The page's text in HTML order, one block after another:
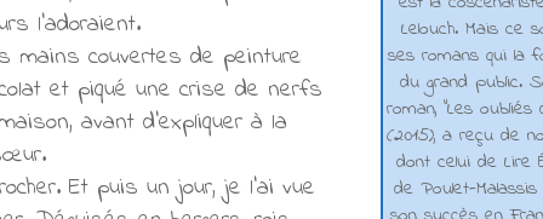
l'adoraient.
mains couvertes de peinture
et piqué une crise de nerfs
avant d'expliquer à la
Et puis un jour, je l'ai vue
Lelouch. Mais ce
ses romans qui la
du grand public.
roman, "Les oubliés
(2015), a reçu de
dont celui de Lire
de Poulet-